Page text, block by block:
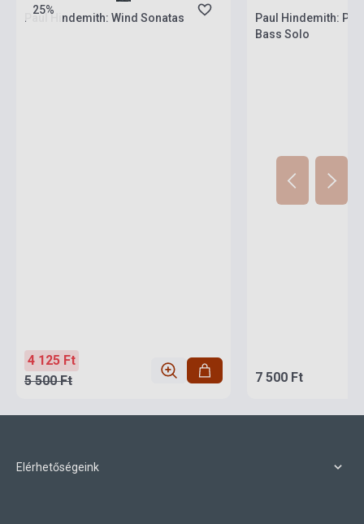
25%
Paul Hindemith: Wind Sonatas
4 125 Ft
5 500 Ft
Paul Hindemith:
Bass Solo
7 500 Ft
Elérhetőségeink